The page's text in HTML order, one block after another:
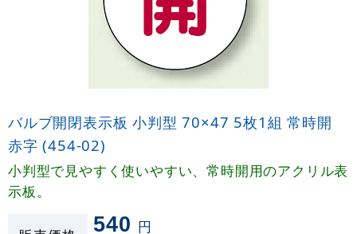
バルブ開閉表示板 小判型 70×47 5枚1組 常時開
赤字 (454-02)
小判型で見やすく使いやすい、常時開用のアクリル表
示板。
540 円